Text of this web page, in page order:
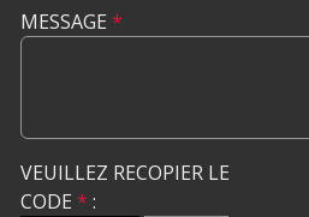
MESSAGE *
VEUILLEZ RECOPIER LE
CODE * :